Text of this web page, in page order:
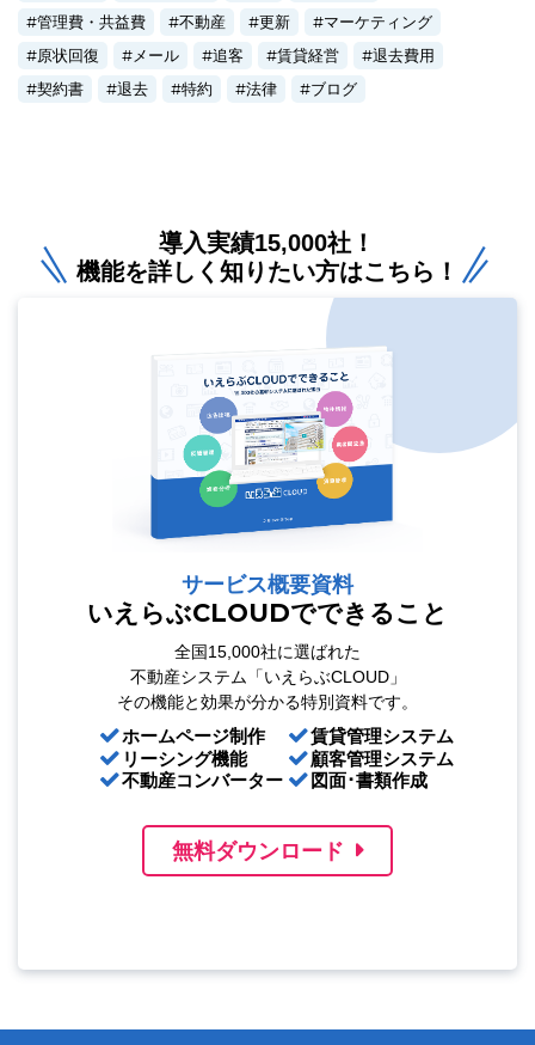
管理費・共益費
不動産 更新
マーケティング
原状回復
メール 追客 賃貸経営
退去費用
契約書
退去 特約 法律 ブログ
導入実績15,000社！
機能を詳しく知りたい方はこちら！
サービス概要資料
いえらぶCLOUDでできること
全国15,000社に選ばれた
不動産システム「いえらぶCLOUD」
その機能と効果が分かる特別資料です。
ホームページ制作
リーシング機能
不動産コンバーター
賃貸管理システム
顧客管理システム
図面･書類作成
無料ダウンロード